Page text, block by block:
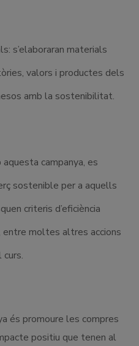
s’elaboraran materials
valors i productes dels
amb la sostenibilitat.
campanya, es
sostenible per a aquells
criteris d’eficiència
moltes altres accions
és promoure les compres
positiu que tenen al